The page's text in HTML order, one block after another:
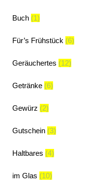
Buch (1)
Für’s Frühstück (6)
Geräuchertes (12)
Getränke (6)
Gewürz (2)
Gutschein (3)
Haltbares (4)
im Glas (10)